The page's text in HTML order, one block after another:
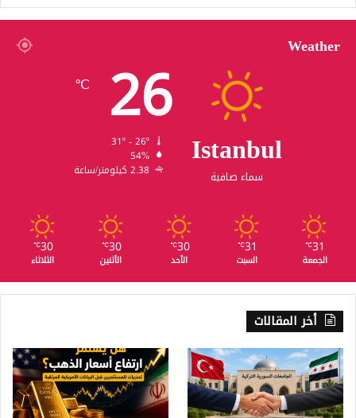
Weather
Istanbul
سماء صافية
26
℃
54%
2.38 كيلومتر/ساعة
31
℃
الجمعة
31
℃
السبت
30
℃
الأحد
30
℃
الأثنين
30
℃
الثلاثاء
أخر المقالات